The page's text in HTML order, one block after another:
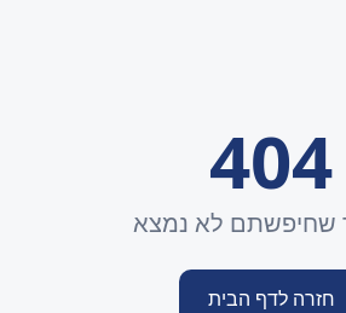
404
שחיפשתם לא נמצא
חזרה לדף הבית